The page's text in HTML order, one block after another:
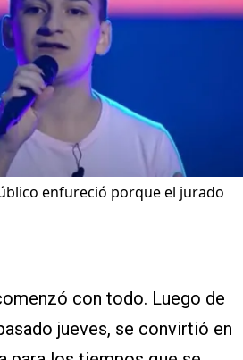
enfureció porque el jurado
con todo. Luego de
jueves, se convirtió en